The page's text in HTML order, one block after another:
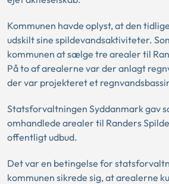
Kommunen havde oplyst, at den
udskilt sine spildevandsaktiviteter.
kommunen at sælge tre arealer til
På to af arealerne var der anlagt
der var projekteret et
Statsforvaltningen Syddanmark gav
omhandlede arealer til Randers
offentligt udbud.
Det var en betingelse for
kommunen sikrede sig, at arealerne